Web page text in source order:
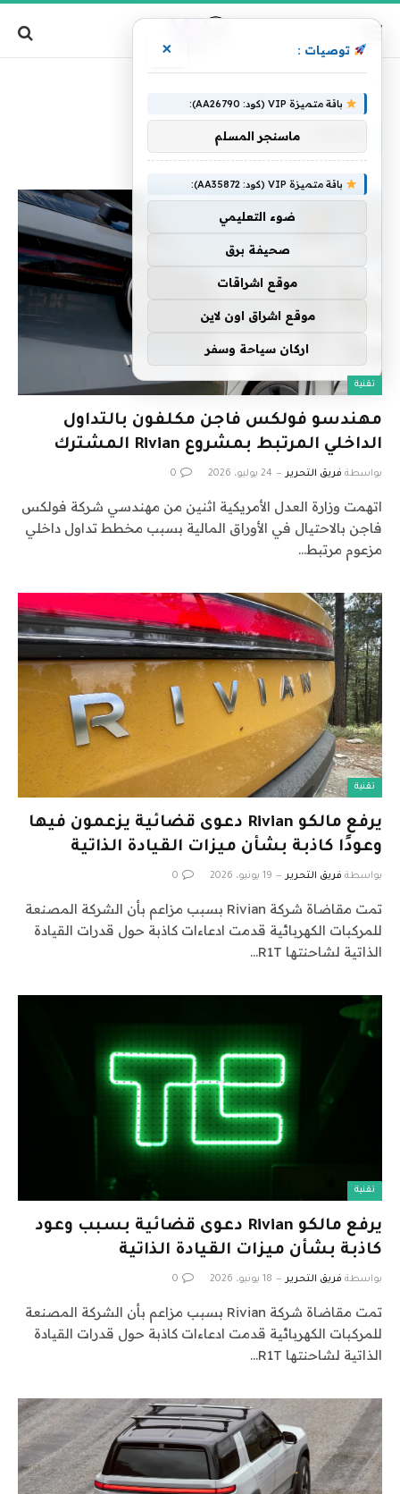
تقنية
مهندسو فولكس فاجن مكلفون بالتداول
الداخلي المرتبط بمشروع Rivian المشترك
بواسطة فريق التحرير 24 يوليو، 2026 0
اتهمت وزارة العدل الأمريكية اثنين من مهندسي شركة فولكس
فاجن بالاحتيال في الأوراق المالية بسبب مخطط تداول داخلي
مزعوم مرتبط…
تقنية
يرفع مالكو Rivian دعوى قضائية يزعمون فيها
وعودًا كاذبة بشأن ميزات القيادة الذاتية
بواسطة فريق التحرير 19 يونيو، 2026 0
تمت مقاضاة شركة Rivian بسبب مزاعم بأن الشركة المصنعة
للمركبات الكهربائية قدمت ادعاءات كاذبة حول قدرات القيادة
الذاتية لشاحنتها R1T…
تقنية
يرفع مالكو Rivian دعوى قضائية بسبب وعود
كاذبة بشأن ميزات القيادة الذاتية
بواسطة فريق التحرير 18 يونيو، 2026 0
تمت مقاضاة شركة Rivian بسبب مزاعم بأن الشركة المصنعة
للمركبات الكهربائية قدمت ادعاءات كاذبة حول قدرات القيادة
الذاتية لشاحنتها R1T…
توصيات : ×
باقة متميزة VIP (كود: AA26790):
ماسنجر المسلم
باقة متميزة VIP (كود: AA35872):
ضوء التعليمي
صحيفة برق
موقع اشراقات
موقع اشراق اون لاين
اركان سياحة وسفر